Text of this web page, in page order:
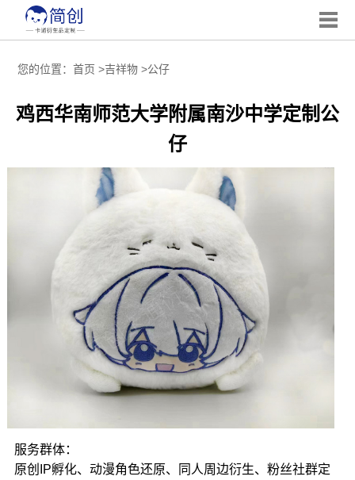
您的位置： 首页 >吉祥物>公仔
鸡西华南师范大学附属南沙中学定制公
仔
服务群体：
原创IP孵化、动漫角色还原、同人周边衍生、粉丝社群定